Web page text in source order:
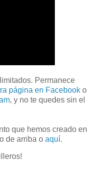
Permanece
página en Facebook o
, y no te quedes sin el
que hemos creado en
de arriba o aquí.